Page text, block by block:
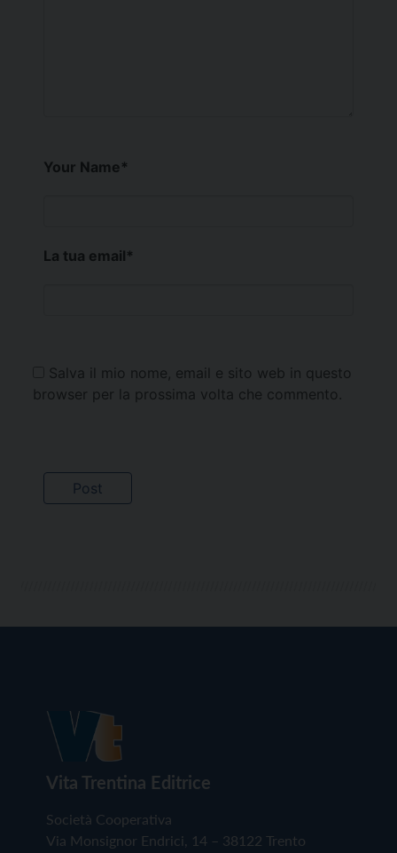
Your Name*
La tua email*
Salva il mio nome, email e sito web in questo
browser per la prossima volta che commento.
Vita Trentina Editrice
Società Cooperativa
Via Monsignor Endrici, 14 – 38122 Trento